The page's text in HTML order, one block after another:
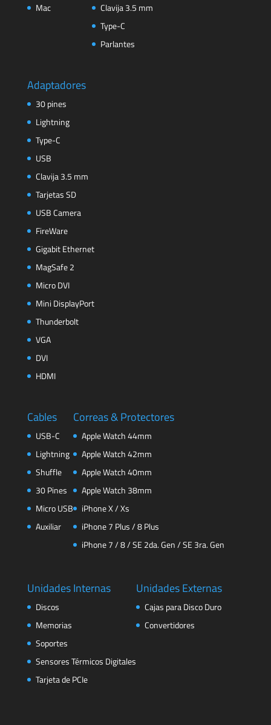
Mac
Clavija 3.5 mm
Type-C
Parlantes
Adaptadores
30 pines
Lightning
Type-C
USB
Clavija 3.5 mm
Tarjetas SD
USB Camera
FireWare
Gigabit Ethernet
MagSafe 2
Micro DVI
Mini DisplayPort
Thunderbolt
VGA
DVI
HDMI
Cables
USB-C
Lightning
Shuffle
30 Pines
Micro USB
Auxiliar
Correas & Protectores
Apple Watch 44mm
Apple Watch 42mm
Apple Watch 40mm
Apple Watch 38mm
iPhone X / Xs
iPhone 7 Plus / 8 Plus
iPhone 7 / 8 / SE 2da. Gen / SE 3ra. Gen
Unidades Internas
Discos
Memorias
Soportes
Sensores Térmicos Digitales
Tarjeta de PCIe
Unidades Externas
Cajas para Disco Duro
Convertidores